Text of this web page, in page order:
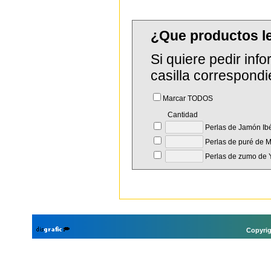
¿Que productos
Si quiere pedir
casilla
Marcar TODOS
Cantidad
Perlas de Jamón
Perlas de puré de
Perlas de zumo de